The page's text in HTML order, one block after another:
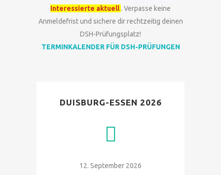
Interessierte aktuell. Verpasse keine
Anmeldefrist und sichere dir rechtzeitig deinen
DSH-Prüfungsplatz!
TERMINKALENDER FÜR DSH-PRÜFUNGEN
DUISBURG-ESSEN 2026
12. September 2026